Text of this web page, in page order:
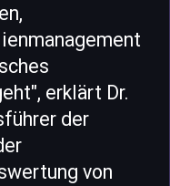
erklärt Dr.
der
von